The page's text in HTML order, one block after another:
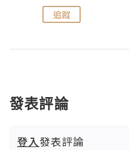
追蹤
發表評論
登入發表評論